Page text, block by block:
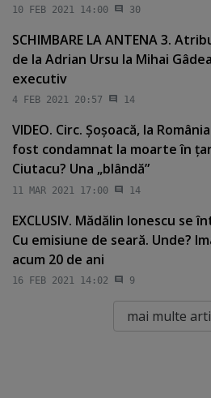
10 FEB 2021 14:00 30
SCHIMBARE LA ANTENA 3.
de la Adrian Ursu la Mihai
executiv
4 FEB 2021 20:57 14
VIDEO. Circ. Şoşoacă, la
fost condamnat la moarte în
Ciutacu? Una „blândă”
11 MAR 2021 17:00 14
EXCLUSIV. Mădălin Ionescu se
Cu emisiune de seară. Unde?
acum 20 de ani
16 FEB 2021 14:02 9
mai multe